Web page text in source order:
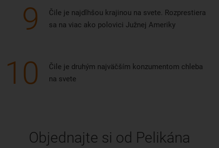
9
Čile je najdlhšou krajinou na svete. Rozprestiera
sa na viac ako polovici Južnej Ameriky
10
Čile je druhým najväčším konzumentom chleba
na svete
Objednajte si od Pelikána